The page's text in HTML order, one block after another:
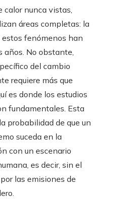
calor nunca vistas,
áreas completas: la
fenómenos han
años. No obstante,
del cambio
requiere más que
es donde los estudios
fundamentales. Esta
probabilidad de que un
suceda en la
con un escenario
es decir, sin el
las emisiones de